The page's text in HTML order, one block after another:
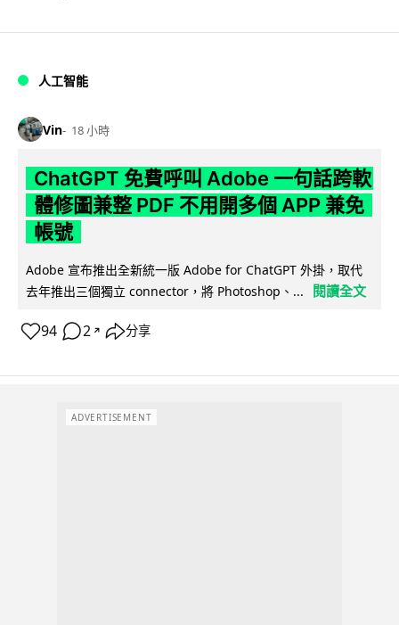
人工智能
Vin 18 小時
ChatGPT 免費呼叫 Adobe 一句話跨軟
體修圖兼整 PDF 不用開多個 APP 兼免
帳號
Adobe 宣布推出全新統一版 Adobe for ChatGPT 外掛，取代
去年推出三個獨立 connector，將 Photoshop、...
閱讀全文
94 2 ↗ 分享
ADVERTISEMENT